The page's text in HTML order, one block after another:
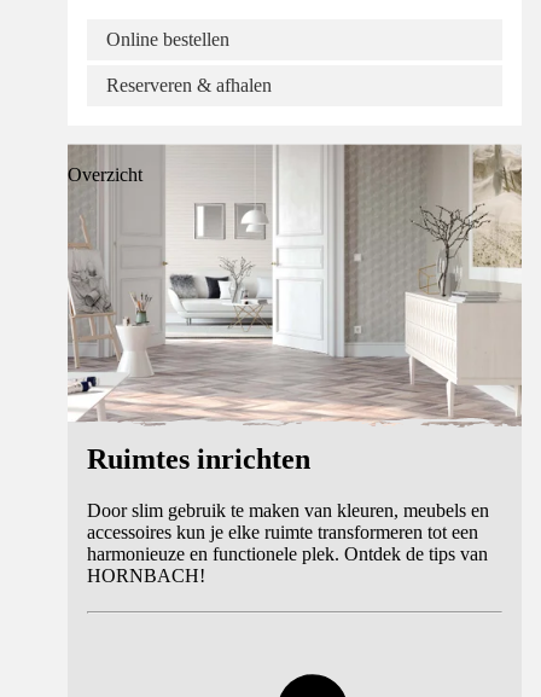
Online bestellen
Reserveren & afhalen
Overzicht
Ruimtes inrichten
Door slim gebruik te maken van kleuren, meubels en
accessoires kun je elke ruimte transformeren tot een
harmonieuze en functionele plek. Ontdek de tips van
HORNBACH!